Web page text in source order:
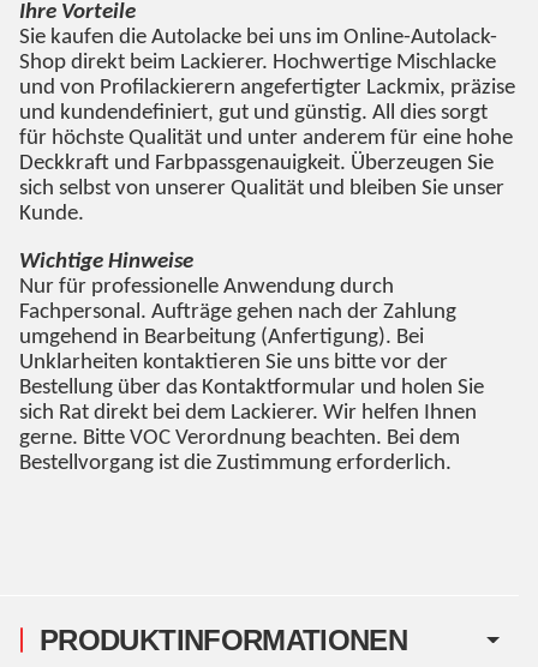
PRODUKTINFORMATIONEN
Ihre Vorteile
Sie kaufen die Autolacke bei uns im Online-Autolack-
Shop direkt beim Lackierer. Hochwertige Mischlacke
und von Profilackierern angefertigter Lackmix, präzise
und kundendefiniert, gut und günstig. All dies sorgt
für höchste Qualität und unter anderem für eine hohe
Deckkraft und Farbpassgenauigkeit. Überzeugen Sie
sich selbst von unserer Qualität und bleiben Sie unser
Kunde.
Wichtige Hinweise
Nur für professionelle Anwendung durch
Fachpersonal. Aufträge gehen nach der Zahlung
umgehend in Bearbeitung (Anfertigung). Bei
Unklarheiten kontaktieren Sie uns bitte vor der
Bestellung über das Kontaktformular und holen Sie
sich Rat direkt bei dem Lackierer. Wir helfen Ihnen
gerne. Bitte VOC Verordnung beachten. Bei dem
Bestellvorgang ist die Zustimmung erforderlich.